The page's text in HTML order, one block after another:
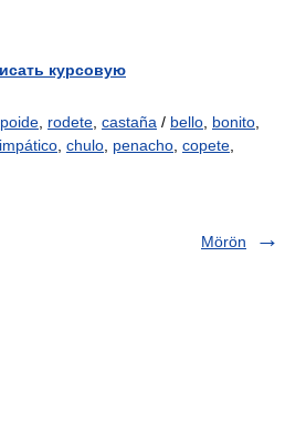
курсовую
rodete castaña / bello bonito
chulo penacho copete
Mörön